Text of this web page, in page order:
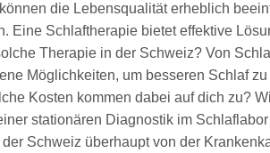
die Lebensqualität erheblich
Eine Schlaftherapie bietet effektive
Therapie in der Schweiz? Von
Möglichkeiten, um besseren Schlaf
Kosten kommen dabei auf dich zu?
stationären Diagnostik im
Schweiz überhaupt von der